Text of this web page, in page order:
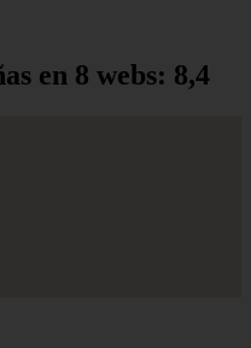
en 8 webs: 8,4